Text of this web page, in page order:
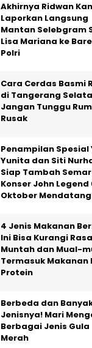
Akhirnya Ridwan
Laporkan Langsung
Mantan Selebgram
Lisa Mariana ke
Polri
Cara Cerdas Basmi
di Tangerang
Jangan Tunggu
Rusak
Penampilan Spesial
Yunita dan Siti
Siap Tambah
Konser John Legend
Oktober
4 Jenis Makanan
Ini Bisa Kurangi
Muntah dan Mual-
Termasuk Makanan
Protein
Berbeda dan
Jenisnya! Mari
Berbagai Jenis Gula
Merah